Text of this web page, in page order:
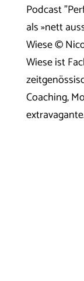
Podcast
als »nett
Wiese ©
Wiese ist
Coaching,